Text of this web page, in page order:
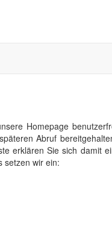
Homepage
Abruf
erklären Sie sich damit
setzen wir ein: